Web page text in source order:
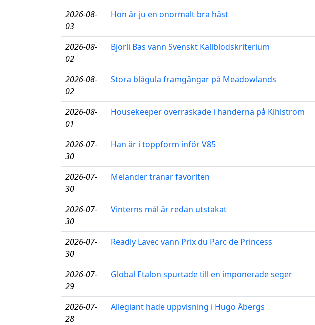
2026-08-
03
Hon är ju en onormalt bra häst
2026-08-
02
Björli Bas vann Svenskt Kallblodskriterium
2026-08-
02
Stora blågula framgångar på Meadowlands
2026-08-
01
Housekeeper överraskade i händerna på Kihlström
2026-07-
30
Han är i toppform inför V85
2026-07-
30
Melander tränar favoriten
2026-07-
30
Vinterns mål är redan utstakat
2026-07-
30
Readly Lavec vann Prix du Parc de Princess
2026-07-
29
Global Etalon spurtade till en imponerade seger
2026-07-
28
Allegiant hade uppvisning i Hugo Åbergs